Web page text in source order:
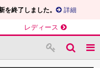
を終了しました。 詳細
レディース